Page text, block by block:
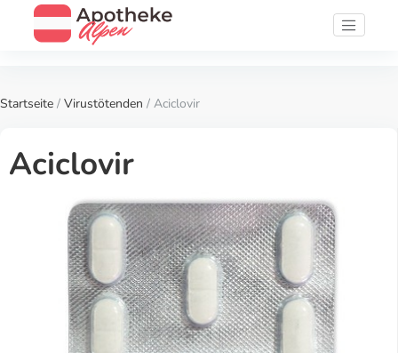
Startseite / Virustötenden / Aciclovir
Aciclovir